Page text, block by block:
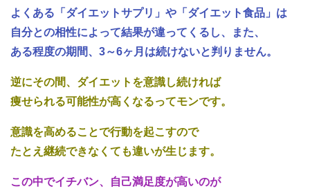
よくある「ダイエットサプリ」や「ダイエット食品」は
自分との相性によって結果が違ってくるし、また、
ある程度の期間、3～6ヶ月は続けないと判りません。
逆にその間、ダイエットを意識し続ければ
痩せられる可能性が高くなるってモンです。
意識を高めることで行動を起こすので
たとえ継続できなくても違いが生じます。
この中でイチバン、自己満足度が高いのが